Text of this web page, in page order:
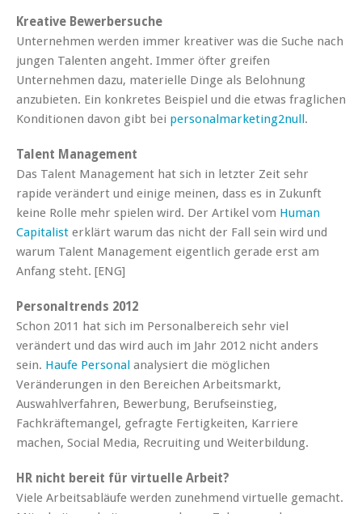
Kreative Bewerbersuche
Unternehmen werden immer kreativer was die Suche nach
jungen Talenten angeht. Immer öfter greifen
Unternehmen dazu, materielle Dinge als Belohnung
anzubieten. Ein konkretes Beispiel und die etwas fraglichen
Konditionen davon gibt bei personalmarketing2null.
Talent Management
Das Talent Management hat sich in letzter Zeit sehr
rapide verändert und einige meinen, dass es in Zukunft
keine Rolle mehr spielen wird. Der Artikel vom Human
Capitalist erklärt warum das nicht der Fall sein wird und
warum Talent Management eigentlich gerade erst am
Anfang steht. [ENG]
Personaltrends 2012
Schon 2011 hat sich im Personalbereich sehr viel
verändert und das wird auch im Jahr 2012 nicht anders
sein. Haufe Personal analysiert die möglichen
Veränderungen in den Bereichen Arbeitsmarkt,
Auswahlverfahren, Bewerbung, Berufseinstieg,
Fachkräftemangel, gefragte Fertigkeiten, Karriere
machen, Social Media, Recruiting und Weiterbildung.
HR nicht bereit für virtuelle Arbeit?
Viele Arbeitsabläufe werden zunehmend virtuelle gemacht.